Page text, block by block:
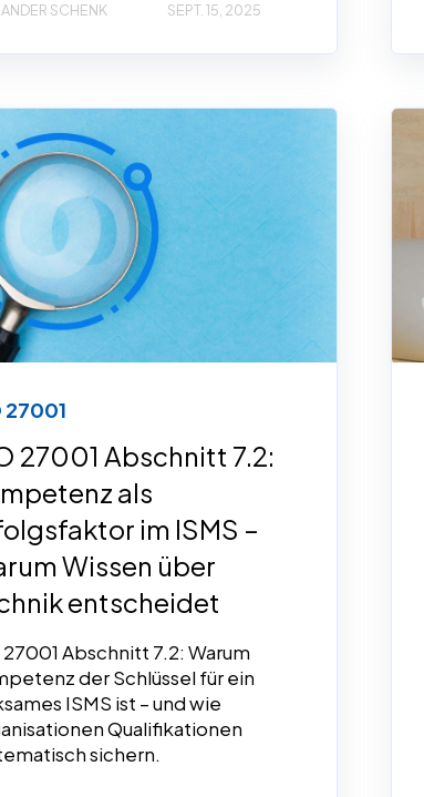
SCHENK SEPT. 15, 2025
27001
27001 Abschnitt 7.2:
als
im ISMS –
Wissen über
entscheidet
27001 Abschnitt 7.2: Warum
der Schlüssel für ein
ISMS ist – und wie
Qualifikationen
sichern.